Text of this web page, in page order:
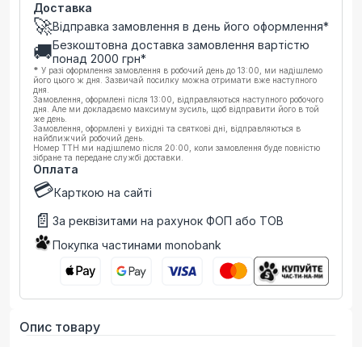
Доставка
🚀Відправка замовлення в день його оформлення*
🚚Безкоштовна доставка замовлення вартістю
понад 2000 грн*
* У разі оформлення замовлення в робочий день до 13:00, ми надішлемо
його цього ж дня. Зазвичай посилку можна отримати вже наступного
дня.
Замовлення, оформлені після 13:00, відправляються наступного робочого
дня. Але ми докладаємо максимум зусиль, щоб відправити його в той
же день.
Замовлення, оформлені у вихідні та святкові дні, відправляються в
найближчий робочий день.
Номер ТТН ми надішлемо після 20:00, коли замовлення буде повністю
зібране та передане службі доставки.
Оплата
💳Карткою на сайті
📄 За реквізитами на рахунок ФОП або ТОВ
Покупка частинами monobank
Опис товару